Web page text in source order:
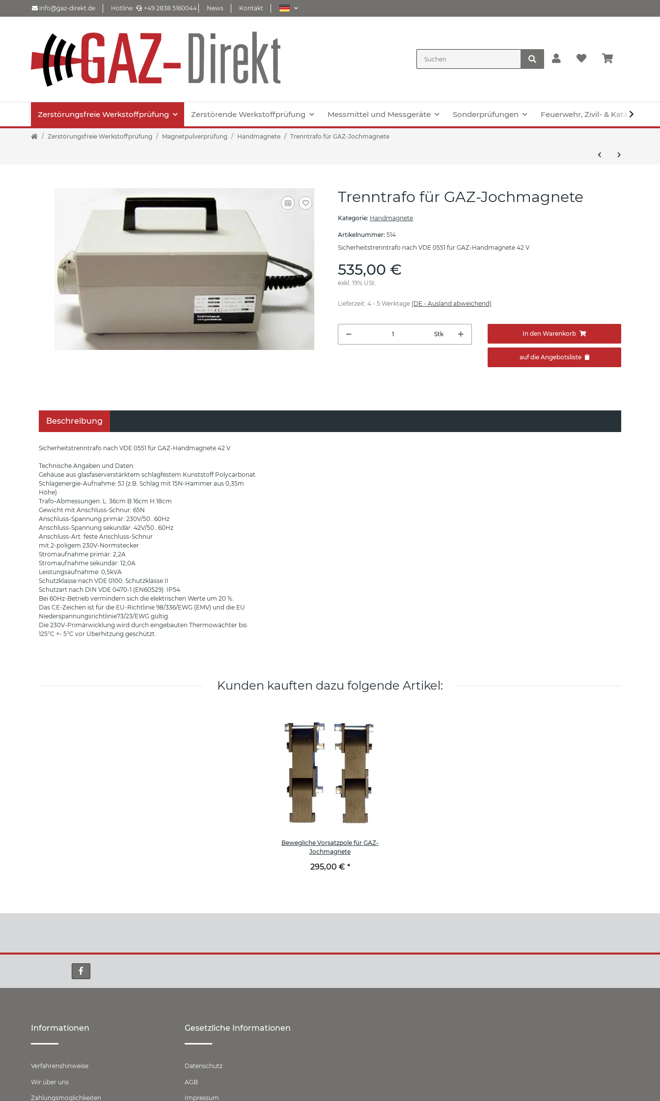
info@gaz-direkt.de Hotline: +49 2838 5160044 News Kontakt
Zerstörungsfreie Werkstoffprüfung Zerstörende Werkstoffprüfung Messmittel und Messgeräte Sonderprüfungen Feuerwehr, Zivil- &
Zerstörungsfreie Werkstoffprüfung Magnetpulverprüfung Handmagnete Trenntrafo für GAZ-Jochmagnete
Trenntrafo für GAZ-Jochmagnete
Kategorie: Handmagnete
Artikelnummer: 514
Sicherheitstrenntrafo nach VDE 0551 für GAZ-Handmagnete 42 V
535,00 €
exkl. 19% USt.
Lieferzeit: 4 - 5 Werktage (DE - Ausland abweichend)
Stk In den Warenkorb
auf die Angebotsliste
Beschreibung
Sicherheitstrenntrafo nach VDE 0551 für GAZ-Handmagnete 42 V
Technische Angaben und Daten:
Gehäuse aus glasfaserverstärktem schlagfestem Kunststoff Polycarbonat.
Schlagenergie-Aufnahme: 5J (z.B. Schlag mit 15N-Hammer aus 0,35m
Höhe)
Trafo-Abmessungen: L: 36cm B:16cm H:18cm
Gewicht mit Anschluss-Schnur: 65N
Anschluss-Spannung primär: 230V/50…60Hz
Anschluss-Spannung sekundär: 42V/50…60Hz
Anschluss-Art: feste Anschluss-Schnur
mit 2-poligem 230V-Normstecker
Stromaufnahme primär: 2,2A
Stromaufnahme sekundär: 12,0A
Leistungsaufnahme: 0,5kVA
Schutzklasse nach VDE 0100: Schutzklasse II
Schutzart nach DIN VDE 0470-1 (EN60529): IP54
Bei 60Hz-Betrieb vermindern sich die elektrischen Werte um 20 %.
Das CE-Zeichen ist für die EU-Richtlinie 98/336/EWG (EMV) und die EU
Niederspannungsrichtlinie73/23/EWG gültig.
Die 230V-Primärwicklung wird durch eingebauten Thermowächter bis
125°C +- 5°C vor Überhitzung geschützt.
Kunden kauften dazu folgende Artikel:
Bewegliche Vorsatzpole für GAZ-
Jochmagnete
295,00 € *
Informationen
Verfahrenshinweise
Wir über uns
Zahlungsmöglichkeiten
Gesetzliche Informationen
Datenschutz
AGB
Impressum